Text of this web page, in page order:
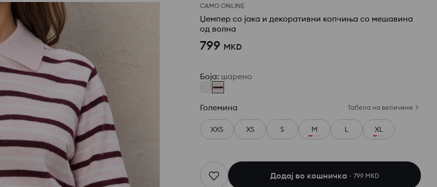
САМО ONLINE
Џемпер со јака и декоративни копчиња со мешавина
од волна
799 MKD
Боја: шарено
Големина Табела на величини
XXS XS S M L XL
Додај во кошничка 799 MKD